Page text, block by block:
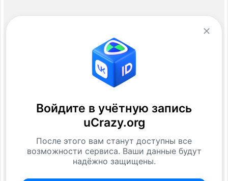
Войдите в учётную запись
uCrazy.org
После этого вам станут доступны все
возможности сервиса. Ваши данные будут
надёжно защищены.